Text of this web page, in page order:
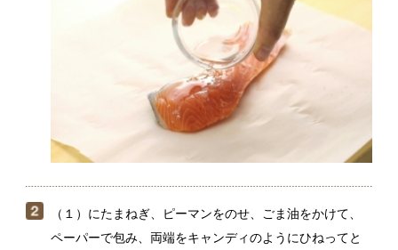
（１）にたまねぎ、ピーマンをのせ、ごま油をかけて、
ペーパーで包み、両端をキャンディのようにひねってと
じる。